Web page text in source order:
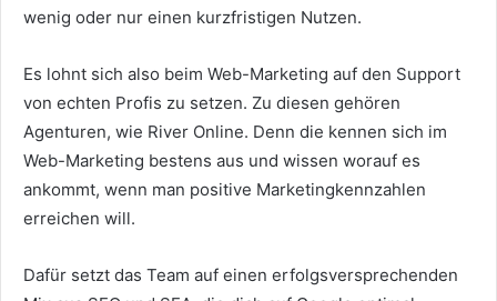
wenig oder nur einen kurzfristigen Nutzen.
Es lohnt sich also beim Web-Marketing auf den Support
von echten Profis zu setzen. Zu diesen gehören
Agenturen, wie River Online. Denn die kennen sich im
Web-Marketing bestens aus und wissen worauf es
ankommt, wenn man positive Marketingkennzahlen
erreichen will.
Dafür setzt das Team auf einen erfolgsversprechenden